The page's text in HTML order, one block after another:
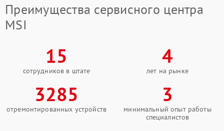
Преимущества сервисного центра
MSI
15
сотрудников в штате
4
лет на рынке
3285
отремонтированных устройств
3
минимальный опыт работы
специалистов